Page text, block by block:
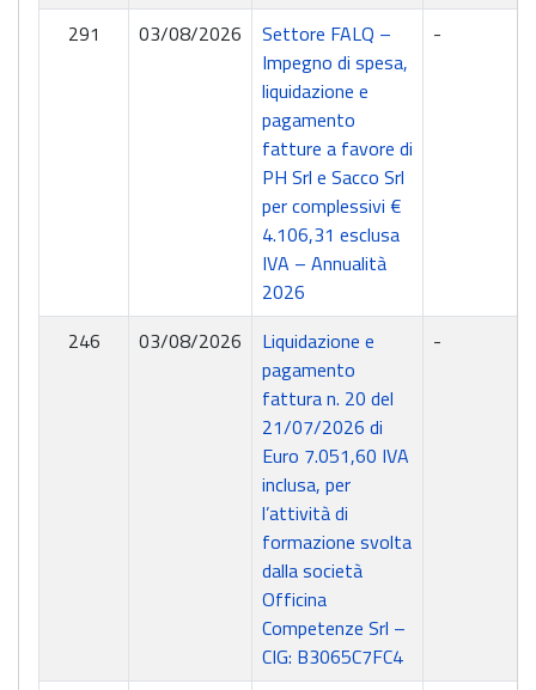
291 03/08/2026
Settore FALQ –
Impegno di spesa,
liquidazione e
pagamento
fatture a favore di
PH Srl e Sacco Srl
per complessivi €
4.106,31 esclusa
IVA – Annualità
2026
-
246 03/08/2026
Liquidazione e
pagamento
fattura n. 20 del
21/07/2026 di
Euro 7.051,60 IVA
inclusa, per
l’attività di
formazione svolta
dalla società
Officina
Competenze Srl –
CIG: B3065C7FC4
-